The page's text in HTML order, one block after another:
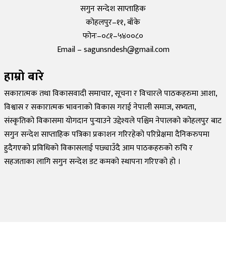
सगुन सन्देश साप्ताहिक
कोहलपुर–११, बाँके
फोनः–०८१–५४००८०
Email – sagunsndesh@gmail.com
हाम्रो बारे
सकारात्मक तथा विकासवादी समाचार, सूचना र विचारले पाठकहरुमा आशा,
विश्वास र सकारात्मक भावनाको विकास गराई नेपाली समाज, सभ्यता,
संस्कृतिको विकासमा योगदान पुर्‍याउने उद्देश्यले पश्चिम नेपालको कोहलपुर बाट
सगुन सन्देश साप्ताहिक पत्रिका प्रकाशन गरिरहेको परिप्रेक्षमा दैनिकरुपमा
हुदैगएको प्रविधिको विकासलाई पछ्याउँदै आम पाठकहरुको रुचि र
सहजताका लागि सगुन सन्देश डट कमको स्थापना गरिएको हो ।